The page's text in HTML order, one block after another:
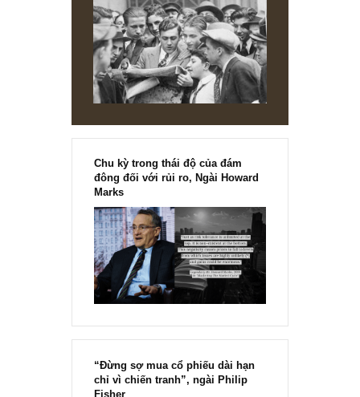
Xin cám ơn câu hỏi của anh & chúc anh thành công trên
con đường đầu tư của mình!
S.A.F.E team
[Ấn phẩm kỳ 82], 36/36 trang,
chính thức phát hành!!